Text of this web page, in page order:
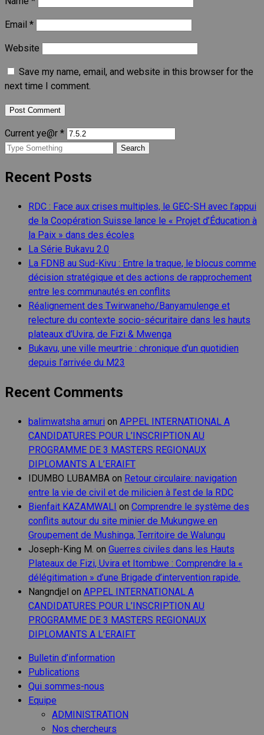
Email *
Website
Save my name, email, and website in this browser for the
next time I comment.
Current ye@r *
Search
Recent Posts
RDC : Face aux crises multiples, le GEC-SH avec l’appui
de la Coopération Suisse lance le « Projet d’Éducation à
la Paix » dans des écoles
La Série Bukavu 2.0
La FDNB au Sud-Kivu : Entre la traque, le blocus comme
décision stratégique et des actions de rapprochement
entre les communautés en conflits
Réalignement des Twirwaneho/Banyamulenge et
relecture du contexte socio-sécuritaire dans les hauts
plateaux d’Uvira, de Fizi & Mwenga
Bukavu, une ville meurtrie : chronique d’un quotidien
depuis l’arrivée du M23
Recent Comments
balimwatsha amuri on APPEL INTERNATIONAL A
CANDIDATURES POUR L’INSCRIPTION AU
PROGRAMME DE 3 MASTERS REGIONAUX
DIPLOMANTS A L’ERAIFT
IDUMBO LUBAMBA on Retour circulaire: navigation
entre la vie de civil et de milicien à l’est de la RDC
Bienfait KAZAMWALI on Comprendre le système des
conflits autour du site minier de Mukungwe en
Groupement de Mushinga, Territoire de Walungu
Joseph-King M. on Guerres civiles dans les Hauts
Plateaux de Fizi, Uvira et Itombwe : Comprendre la «
délégitimation » d’une Brigade d’intervention rapide.
Nangndjel on APPEL INTERNATIONAL A
CANDIDATURES POUR L’INSCRIPTION AU
PROGRAMME DE 3 MASTERS REGIONAUX
DIPLOMANTS A L’ERAIFT
Bulletin d’information
Publications
Qui sommes-nous
Equipe
ADMINISTRATION
Nos chercheurs